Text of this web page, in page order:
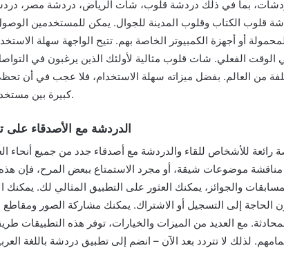
بما في ذلك دردشة قلوب، شات الرياض، دردشة مصر،
قلوب الكتاب وقلوب المدينة للجوال. يمكن للمستخدمين
أو أجهزة الكمبيوتر الخاصة بهم. تتيح الواجهة سهلة
الفعلي. شات قلوب مثالية لأولئك الذين يرغبون في
من العالم. بفضل ميزاته سهلة الاستخدام، فلا عجب في أن
كبيرة بين مستخدمي دول الخليج العربية.
3. الدردشة مع الأصدقاء
رائعة للأشخاص للقاء والدردشة مع أصدقاء جدد من جميع أنحاء
موضوعات شيقة، أو مجرد الاستمتاع ببعض المرح، فإن
والجوائز، يمكنك العثور على التطبيق المثالي لك. يمكنك
الحاجة إلى التسجيل أو الاشتراك. يمكنك مشاركة الصور
مع العديد من الميزات والخيارات، توفر هذه التطبيقات
لذلك لا تتردد بعد الآن – انضم إلى تطبيق دردشة باللغة